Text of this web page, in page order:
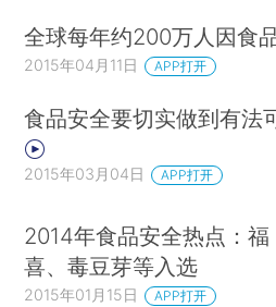
全球每年约200万人因食
2015年04月11日 APP打开
食品安全要切实做到有法
2015年03月04日 APP打开
2014年食品安全热点：福
喜、毒豆芽等入选
2015年01月15日 APP打开